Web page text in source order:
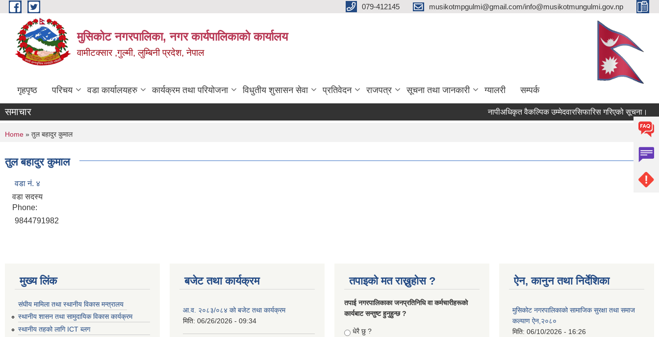
Skip to main content 079-412145 musikotmpgulmi@gmail.com/info@musikotmungulmi.gov.np
मुसिकोट नगरपालिका, नगर कार्यपालिकाकाे कार्यालय
वामीटक्सार ,गुल्मी, लुम्बिनी प्रदेश, नेपाल
गृहपृष्ठ परिचय वडा कार्यालयहरु कार्यक्रम तथा परियोजना विधुतीय शुसासन सेवा प्रतिवेदन राजपत्र सूचना तथा जानकारी ग्यालरी सम्पर्क
समाचार नापीअधिकृत वैकल्पिक उम्मेदवारसिफारिस गरिएको सूचना।
You are here
Home » तुल बहादुर कुमाल
तुल बहादुर कुमाल
वडा नं. ४
वडा सदस्य
Phone:
9844791982
मुख्य लिंक
संघीय मामिला तथा स्थानीय विकास मन्त्रालय
स्थानीय शासन तथा सामुदायिक विकास कार्यक्रम
स्थानीय तहको लागि ICT ब्लग
बजेट तथा कार्यक्रम
आ.व. २०८३/०८४ को बजेट तथा कार्यक्रम
मिति: 06/26/2026 - 09:34
तपाइको मत राख्नुहोस ?
तपा‌ई नगरपालिकाका जनप्रतिनिधि वा कर्मचारीहरूकाे
कार्यबाट सन्तुष्ट हुनुहुन्छ ?
Choices
धेरै छु ?
ऐन, कानुन तथा निर्देशिका
मुसिकोट नगरपालिकाको सामाजिक सुरक्षा तथा समाज
कल्याण ऐन,२०८०
मिति: 06/10/2026 - 16:26